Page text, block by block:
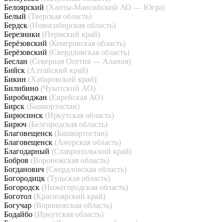
Белоярский (Ханты-Мансийский АО — Югра)
Белый (Тверская область)
Бердск (Новосибирская область)
Березники (Пермский край)
Берёзовский (Кемеровская область)
Берёзовский (Свердловская область)
Беслан (Северная Осетия — Алания)
Бийск (Алтайский край)
Бикин (Хабаровский край)
Билибино (Чукотский АО)
Биробиджан (Еврейская АО)
Бирск (Башкортостан)
Бирюсинск (Иркутская область)
Бирюч (Белгородская область)
Благовещенск (Башкортостан)
Благовещенск (Амурская область)
Благодарный (Ставропольский край)
Бобров (Воронежская область)
Богданович (Свердловская область)
Богородицк (Тульская область)
Богородск (Нижегородская область)
Боготол (Красноярский край)
Богучар (Воронежская область)
Бодайбо (Иркутская область)